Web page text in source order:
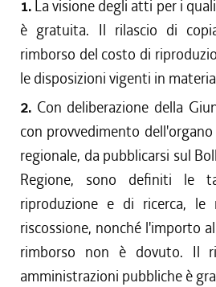
1. La visione degli atti per i
è gratuita. Il rilascio di
rimborso del costo di
le disposizioni vigenti in
2. Con deliberazione della
con provvedimento
regionale, da pubblicarsi sul
Regione, sono definiti le
riproduzione e di ricerca, le
riscossione, nonché l'importo
rimborso non è dovuto. Il
amministrazioni pubbliche è